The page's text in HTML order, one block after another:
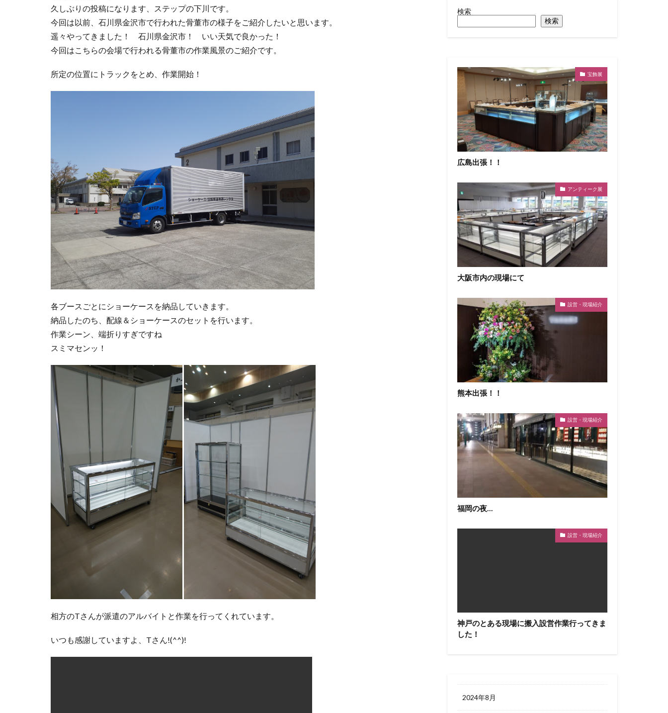
久しぶりの投稿になります、ステップの下川です。
今回は以前、石川県金沢市で行われた骨董市の様子をご紹介したいと思います。
遥々やってきました！ 石川県金沢市！ いい天気で良かった！
今回はこちらの会場で行われる骨董市の作業風景のご紹介です。
所定の位置にトラックをとめ、作業開始！
各ブースごとにショーケースを納品していきます。
納品したのち、配線＆ショーケースのセットを行います。
作業シーン、端折りすぎですね
スミマセンッ！
相方のTさんが派遣のアルバイトと作業を行ってくれています。
いつも感謝していますよ、Tさん!(^^)!
検索
検索
宝飾展
広島出張！！
アンティーク展
大阪市内の現場にて
設営・現場紹介
熊本出張！！
設営・現場紹介
福岡の夜…
設営・現場紹介
神戸のとある現場に搬入設営作業行ってきま
した！
2024年8月